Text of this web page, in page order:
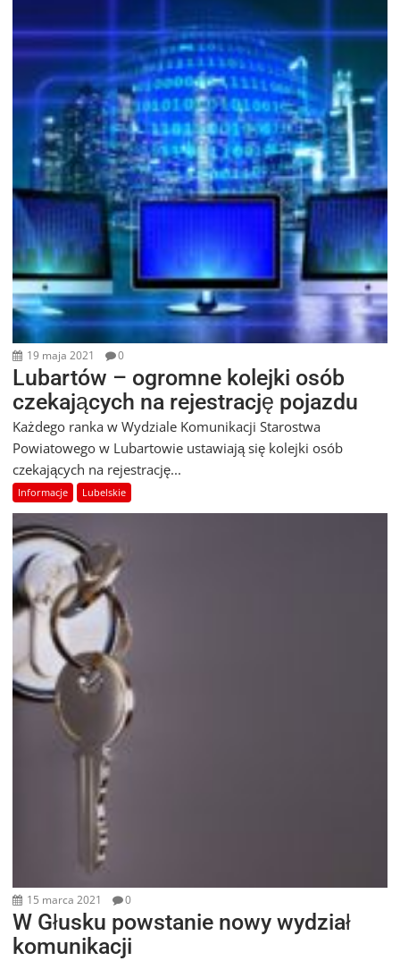
19 maja 2021 0
Lubartów – ogromne kolejki osób
czekających na rejestrację pojazdu
Każdego ranka w Wydziale Komunikacji Starostwa
Powiatowego w Lubartowie ustawiają się kolejki osób
czekających na rejestrację...
Informacje Lubelskie
15 marca 2021 0
W Głusku powstanie nowy wydział
komunikacji